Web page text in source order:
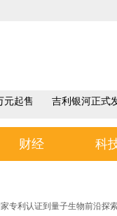
元起售 吉利银河正式
财经 科
专利认证到量子生物前沿探